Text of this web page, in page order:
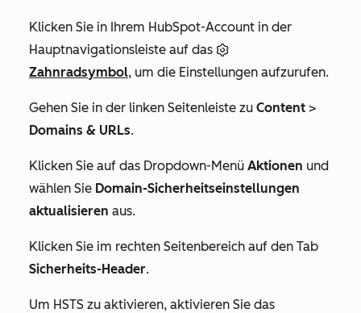
Klicken Sie in Ihrem HubSpot-Account in der
Hauptnavigationsleiste auf das
Zahnradsymbol, um die Einstellungen aufzurufen.
Gehen Sie in der linken Seitenleiste zu Content >
Domains & URLs.
Klicken Sie auf das Dropdown-Menü Aktionen und
wählen Sie Domain-Sicherheitseinstellungen
aktualisieren aus.
Klicken Sie im rechten Seitenbereich auf den Tab
Sicherheits-Header.
Um HSTS zu aktivieren, aktivieren Sie das